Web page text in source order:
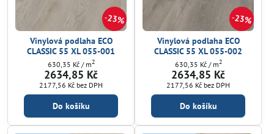
23%
Vinylová podlaha ECO
CLASSIC 55 XL 055-001
2634,85 Kč
2177,56 Kč bez DPH
630,35 Kč / m2
Do košíku
23%
Vinylová podlaha ECO
CLASSIC 55 XL 055-002
2634,85 Kč
2177,56 Kč bez DPH
630,35 Kč / m2
Do košíku